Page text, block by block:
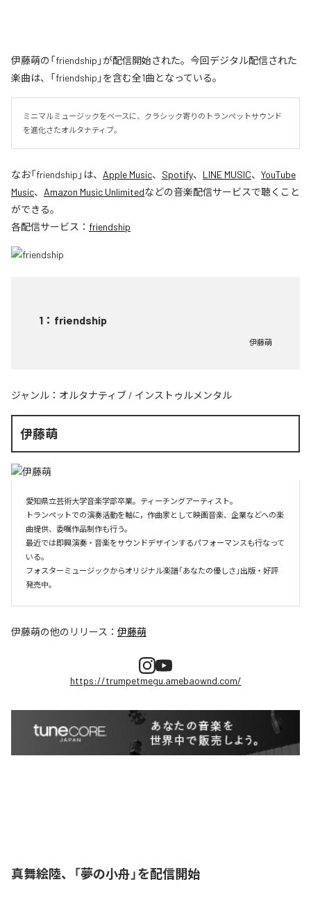
伊藤萌の「friendship」が配信開始された。今回デジタル配信された
楽曲は、「friendship」を含む全1曲となっている。
ミニマルミュージックをベースに、クラシック寄りのトランペットサウンド
を進化さたオルタナティブ。
なお「friendship 」は、 Apple Music、 Spotify、 LINE MUSIC、 YouTube
Music、 Amazon Music Unlimitedなどの音楽配信サービスで聴くこと
ができる。
各配信サービス： friendship
1 ： friendship
伊藤萌
ジャンル： オルタナティブ / インストゥルメンタル
伊藤萌
愛知県立芸術大学音楽学部卒業。ティーチングアーティスト。
トランペットでの演奏活動を軸に，作曲家として映画音楽、企業などへの楽
曲提供、委嘱作品制作も行う。
最近では即興演奏・音楽をサウンドデザインするパフォーマンスも行なって
いる。
フォスターミュージックからオリジナル楽譜「あなたの優しさ」出版・好評
伊藤萌の他のリリース： 伊藤萌
https://trumpetmegu.amebaownd.com/
真舞絵陸、「夢の小舟」を配信開始